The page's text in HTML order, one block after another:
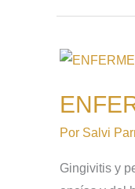
Por Salvi
Gingivitis y